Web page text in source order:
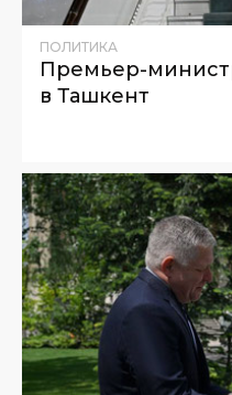
ПОЛИТИКА
Премьер-
в Ташкент